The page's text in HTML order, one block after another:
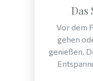
Das
Vor dem
gehen
genießen.